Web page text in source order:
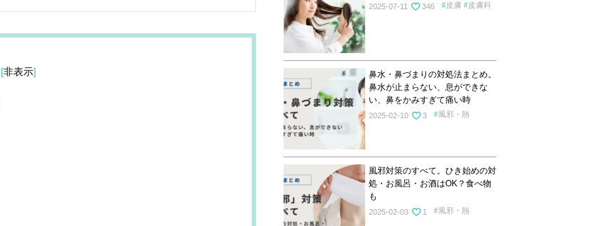
[非表示]
2025-07-11 346 皮膚 皮膚科
鼻水・鼻づまりの対処法まとめ。
鼻水が止まらない、息ができな
い、鼻をかみすぎて痛い時
2025-02-10 3 風邪・熱
風邪対策のすべて。ひき始めの対
処・お風呂・お酒はOK？食べ物
も
2025-02-03 1 風邪・熱